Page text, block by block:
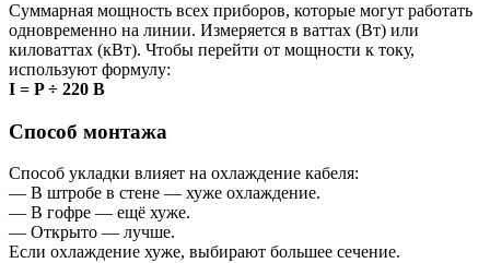
Суммарная мощность всех приборов, которые могут работать
одновременно на линии. Измеряется в ваттах (Вт) или
киловаттах (кВт). Чтобы перейти от мощности к току,
используют формулу:
I = P ÷ 220 В
Способ монтажа
Способ укладки влияет на охлаждение кабеля:
— В штробе в стене — хуже охлаждение.
— В гофре — ещё хуже.
— Открыто — лучше.
Если охлаждение хуже, выбирают большее сечение.